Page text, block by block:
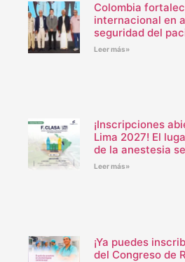
Colombia
internacional en
seguridad del
Leer más»
¡Inscripciones
Lima 2027! El
de la anestesia
Leer más»
¡Ya puedes
del Congreso de